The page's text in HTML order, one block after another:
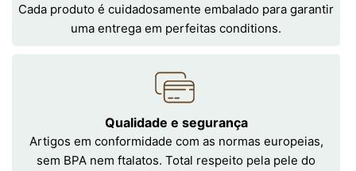
Cada produto é cuidadosamente embalado para garantir
uma entrega em perfeitas conditions.
Qualidade e segurança
Artigos em conformidade com as normas europeias,
sem BPA nem ftalatos. Total respeito pela pele do